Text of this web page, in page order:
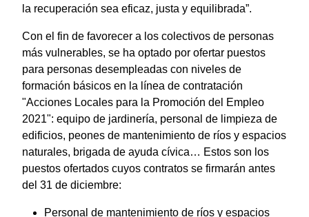
la recuperación sea eficaz, justa y equilibrada”.
Con el fin de favorecer a los colectivos de personas
más vulnerables, se ha optado por ofertar puestos
para personas desempleadas con niveles de
formación básicos en la línea de contratación
"Acciones Locales para la Promoción del Empleo
2021": equipo de jardinería, personal de limpieza de
edificios, peones de mantenimiento de ríos y espacios
naturales, brigada de ayuda cívica… Estos son los
puestos ofertados cuyos contratos se firmarán antes
del 31 de diciembre:
Personal de mantenimiento de ríos y espacios